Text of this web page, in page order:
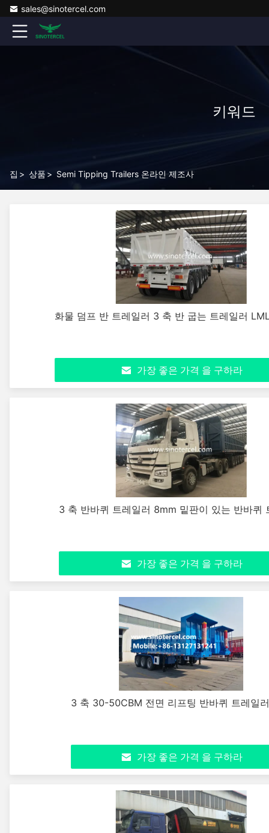
sales@sinotercel.com
키워드
집 > 상품 > Semi Tipping Trailers 온라인 제조사
화물 덤프 반 트레일러 3 축 반 굽는 트레일러
가장 좋은 가격 을 구하라
3 축 반바퀴 트레일러 8mm 밑판이 있는 반바퀴
가장 좋은 가격 을 구하라
3 축 30-50CBM 전면 리프팅 반바퀴 트레일
가장 좋은 가격 을 구하라